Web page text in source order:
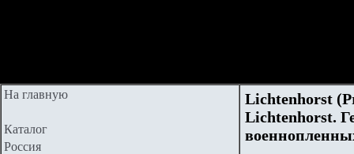
На главную
Каталог
Россия
Lichtenhorst
Lichtenhorst.